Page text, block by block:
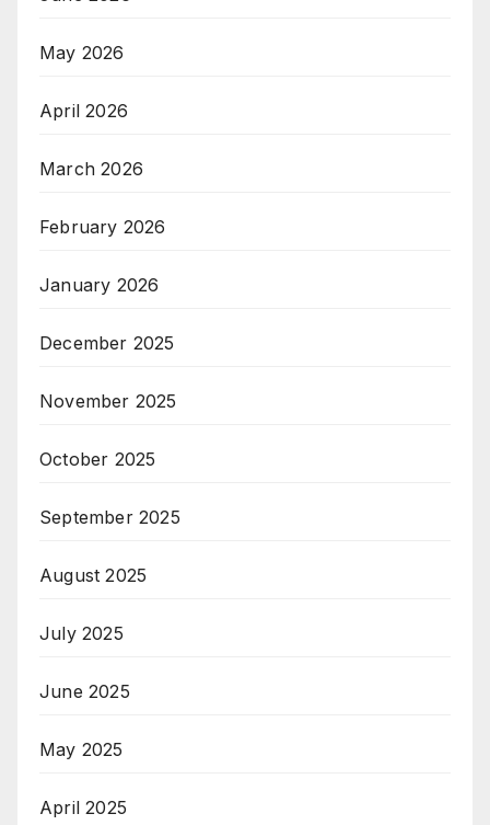
May 2026
April 2026
March 2026
February 2026
January 2026
December 2025
November 2025
October 2025
September 2025
August 2025
July 2025
June 2025
May 2025
April 2025